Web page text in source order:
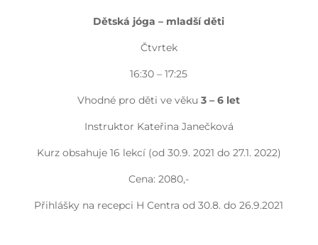
Dětská jóga – mladší děti
Čtvrtek
16:30 – 17:25
Vhodné pro děti ve věku 3 – 6 let
Instruktor Kateřina Janečková
Kurz obsahuje 16 lekcí (od 30.9. 2021 do 27.1. 2022)
Cena: 2080,-
Přihlášky na recepci H Centra od 30.8. do 26.9.2021